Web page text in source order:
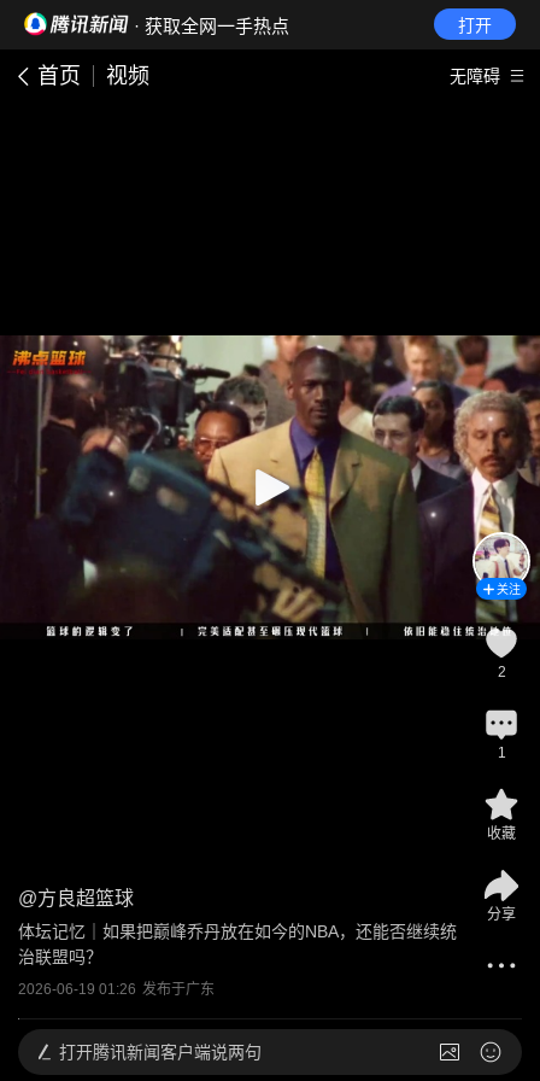
· 获取全网一手热点 打开
首页 视频 无障碍
@方良超篮球
体坛记忆｜如果把巅峰乔丹放在如今的NBA，还能否继续统
治联盟吗？
2026-06-19 01:26 发布于广东
关注
2
1
收藏
分享
打开腾讯新闻客户端说两句